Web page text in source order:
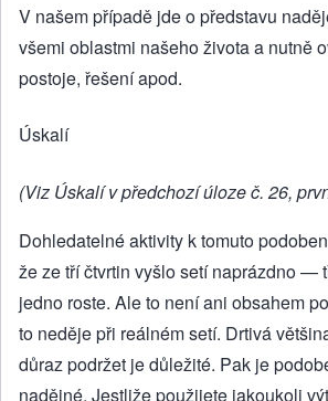
V našem případě jde o představu
všemi oblastmi našeho života a nutně
postoje, řešení apod.
Úskalí
(Viz Úskalí v předchozí úloze č. 26,
Dohledatelné aktivity k tomuto
že ze tří čtvrtin vyšlo setí naprázdno —
jedno roste. Ale to není ani obsahem
to neděje při reálném setí. Drtivá
důraz podržet je důležité. Pak je
nadějné. Jestliže použijete jakoukoli